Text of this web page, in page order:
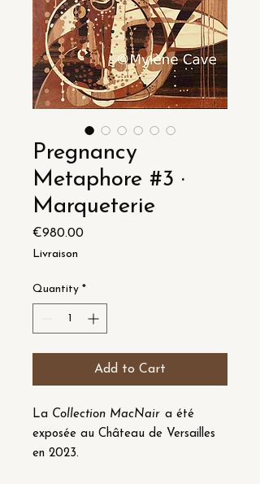
Pregnancy
Metaphore #3 ·
Marqueterie
€980.00Price
Livraison
Quantity *
Add to Cart
La Collection MacNair a été
exposée au Château de Versailles
en 2023.